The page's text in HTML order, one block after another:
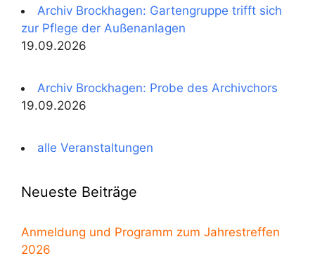
Archiv Brockhagen: Gartengruppe trifft sich
zur Pflege der Außenanlagen
19.09.2026
Archiv Brockhagen: Probe des Archivchors
19.09.2026
alle Veranstaltungen
Neueste Beiträge
Anmeldung und Programm zum Jahrestreffen
2026